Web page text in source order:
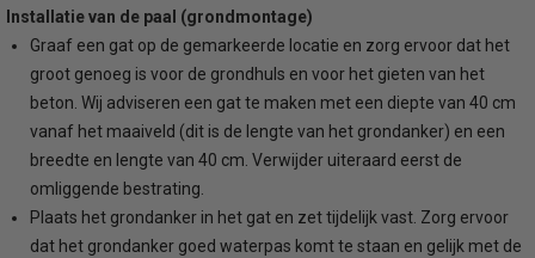
Installatie van de paal (grondmontage)
Graaf een gat op de gemarkeerde locatie en zorg ervoor dat het
groot genoeg is voor de grondhuls en voor het gieten van het
beton. Wij adviseren een gat te maken met een diepte van 40 cm
vanaf het maaiveld (dit is de lengte van het grondanker) en een
breedte en lengte van 40 cm. Verwijder uiteraard eerst de
omliggende bestrating.
Plaats het grondanker in het gat en zet tijdelijk vast. Zorg ervoor
dat het grondanker goed waterpas komt te staan en gelijk met de